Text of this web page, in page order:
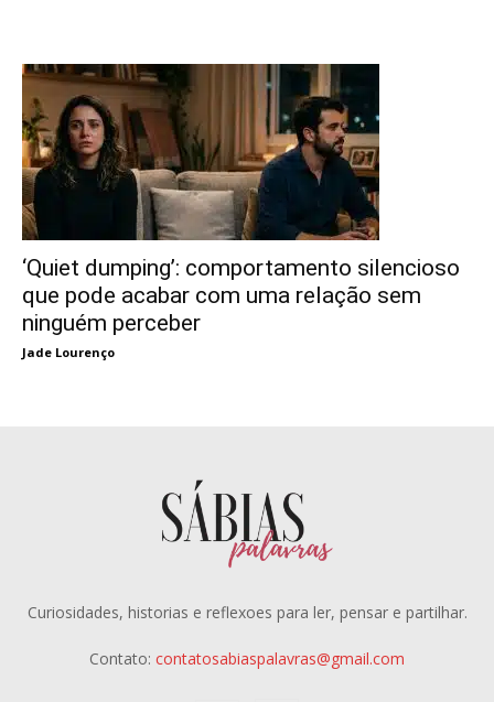
‘Quiet dumping’: comportamento silencioso
que pode acabar com uma relação sem
ninguém perceber
Jade Lourenço
Curiosidades, historias e reflexoes para ler, pensar e partilhar.
Contato: contatosabiaspalavras@gmail.com